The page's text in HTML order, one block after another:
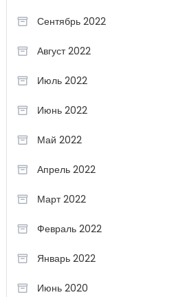
Сентябрь 2022
Август 2022
Июль 2022
Июнь 2022
Май 2022
Апрель 2022
Март 2022
Февраль 2022
Январь 2022
Июнь 2020